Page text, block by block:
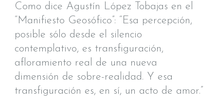
Como dice Agustín López Tobajas en el
“Manifiesto Geosófico”: “Esa percepción,
posible sólo desde el silencio
contemplativo, es transfiguración,
afloramiento real de una nueva
dimensión de sobre-realidad. Y esa
transfiguración es, en sí, un acto de amor.”